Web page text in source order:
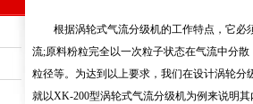
根据涡轮式气流分级机的工作特点，它必
流;原料粉粒完全以一次粒子状态在气流中分
粒径等。为达到以上要求，我们在设计涡轮
就以XK-200型涡轮式气流分级机为例来说明